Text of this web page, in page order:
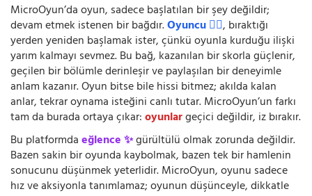
MicroOyun’da oyun, sadece başlatılan bir şey değildir;
devam etmek istenen bir bağdır.Oyuncu 🧍‍♂️, bıraktığı
yerden yeniden başlamak ister, çünkü oyunla kurduğu ilişki
yarım kalmayı sevmez. Bu bağ, kazanılan bir skorla güçlenir,
geçilen bir bölümle derinleşir ve paylaşılan bir deneyimle
anlam kazanır. Oyun bitse bile hissi bitmez; akılda kalan
anlar, tekrar oynama isteğini canlı tutar. MicroOyun’un farkı
tam da burada ortaya çıkar:oyunlargeçici değildir, iz bırakır.
Bu platformdaeğlence ✨gürültülü olmak zorunda değildir.
Bazen sakin bir oyunda kaybolmak, bazen tek bir hamlenin
sonucunu düşünmek yeterlidir. MicroOyun, oyunu sadece
hız ve aksiyonla tanımlamaz; oyunun düşünceyle, dikkatle